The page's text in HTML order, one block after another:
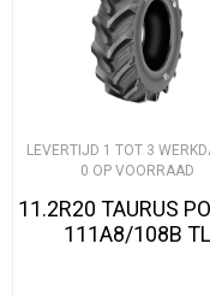
LEVERTIJD 1 TOT 3
0 OP VOORRAAD
11.2R20 TAURUS
111A8/108B TL